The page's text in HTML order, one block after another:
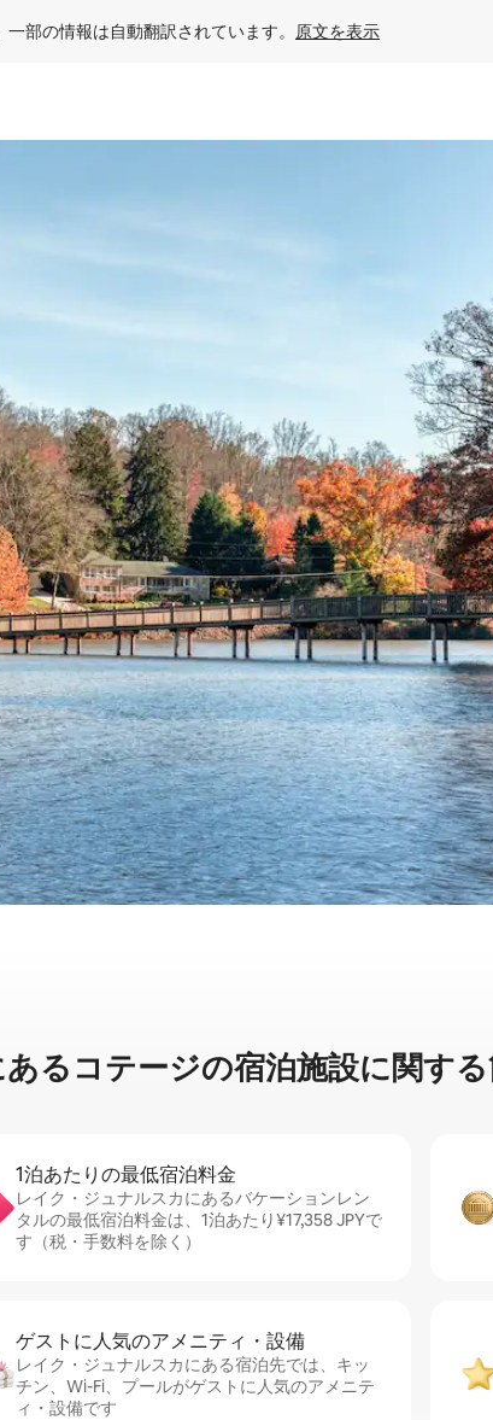
一部の情報は自動翻訳されています。 原文を表示
面をタッチまたはスワイプして検索結果を確認することがで
るコ⁠テ⁠ー⁠ジ⁠の宿⁠泊⁠施⁠設⁠に関⁠す⁠
1泊あたりの最⁠低⁠宿⁠泊⁠料⁠金
レイク・ジュナルスカにあるバケーションレン
タルの最低宿泊料金は、1泊あたり¥17,358 JPYで
す（税・手数料を除く）
ゲストに人⁠気⁠のア⁠メ⁠ニ⁠テ⁠ィ・設⁠備
レイク・ジュナルスカにある宿泊先では、キッ
チン、Wi-Fi、プールがゲストに人気のアメニテ
ィ・設備です